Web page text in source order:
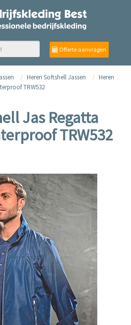
Offerte aanvragen
Heren Softshell Jassen
Heren
TRW532
Jas Regatta
TRW532